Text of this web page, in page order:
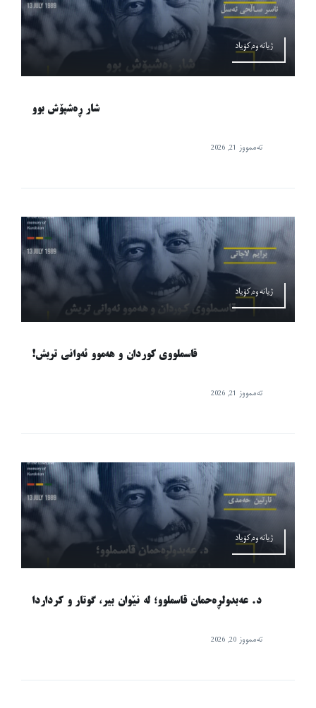
ژیانەوە,کۆیاد
شار ڕەشپۆش بوو
تەممووز 21, 2026
ژیانەوە,کۆیاد
قاسملووی کوردان و هەموو ئەوانی تریش!
تەممووز 21, 2026
ژیانەوە,کۆیاد
د. عەبدولڕەحمان قاسملوو؛ لە نێوان بیر، گوتار و کرداردا
تەممووز 20, 2026